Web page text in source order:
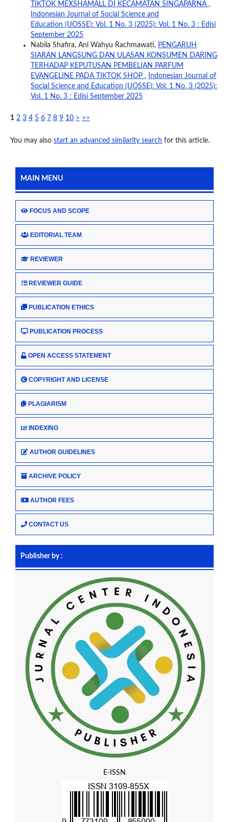
TIKTOK MEXSHAMALL DI KECAMATAN SINGAPARNA ,
Indonesian Journal of Social Science and
Education (IJOSSE): Vol. 1 No. 3 (2025): Vol. 1 No. 3 : Edisi
September 2025
Nabila Shafira, Ani Wahyu Rachmawati, PENGARUH
SIARAN LANGSUNG DAN ULASAN KONSUMEN DARING
TERHADAP KEPUTUSAN PEMBELIAN PARFUM
EVANGELINE PADA TIKTOK SHOP ,
Indonesian Journal of
Social Science and Education (IJOSSE): Vol. 1 No. 3 (2025):
Vol. 1 No. 3 : Edisi September 2025
1 2 3 4 5 6 7 8 9 10 > >>
You may also start an advanced similarity search for this article.
MAIN MENU
FOCUS AND SCOPE
EDITORIAL TEAM
REVIEWER
REVIEWER GUIDE
PUBLICATION ETHICS
PUBLICATION PROCESS
OPEN ACCESS STATEMENT
COPYRIGHT AND LICENSE
PLAGIARISM
INDEXING
AUTHOR GUIDELINES
ARCHIVE POLICY
AUTHOR FEES
CONTACT US
Publisher by :
E-ISSN